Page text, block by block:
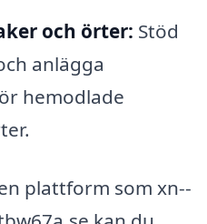
och örter: Stöd
anlägga
hemodlade
plattform som xn--